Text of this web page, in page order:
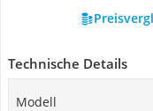
Technische Details
Modell